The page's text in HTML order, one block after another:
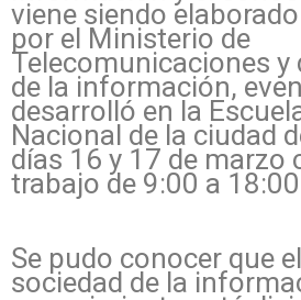
viene siendo
por el Ministerio de
Telecomunicaciones y
de la información,
desarrolló en la
Nacional de la ciudad
días 16 y 17 de marzo
trabajo de 9:00 a
Se pudo conocer que
sociedad de la